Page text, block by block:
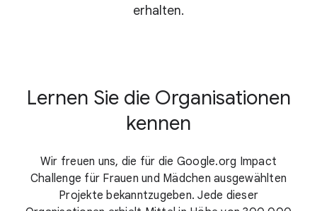
erhalten.
Lernen Sie die Organisationen
kennen
Wir freuen uns, die für die Google.org Impact
Challenge für Frauen und Mädchen ausgewählten
Projekte bekanntzugeben. Jede dieser